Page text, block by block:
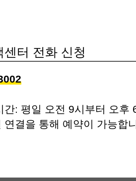
센터 전화 신청
간: 평일 오전 9시부터 오후
연결을 통해 예약이 가능합